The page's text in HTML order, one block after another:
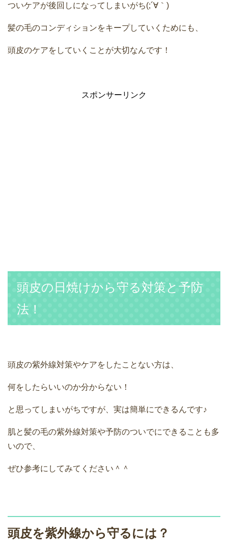
ついケアが後回しになってしまいがち(;´∀｀)
髪の毛のコンディションをキープしていくためにも、
頭皮のケアをしていくことが大切なんです！
スポンサーリンク
頭皮の日焼けから守る対策と予防
法！
頭皮の紫外線対策やケアをしたことない方は、
何をしたらいいのか分からない！
と思ってしまいがちですが、実は簡単にできるんです♪
肌と髪の毛の紫外線対策や予防のついでにできることも多
いので、
ぜひ参考にしてみてください＾＾
頭皮を紫外線から守るには？